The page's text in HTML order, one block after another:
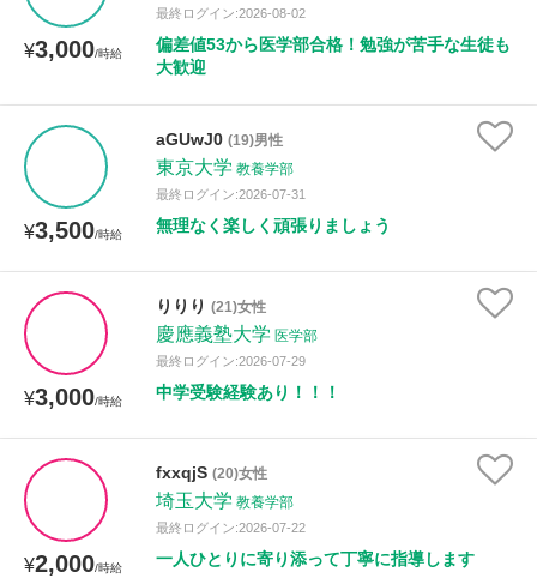
¥3,000/時給
最終ログイン:2026-08-02
偏差値53から医学部合格！勉強が苦手な生徒も
大歓迎
¥3,500/時給
aGUwJ0 (19)男性
東京大学 教養学部
最終ログイン:2026-07-31
無理なく楽しく頑張りましょう
¥3,000/時給
りりり (21)女性
慶應義塾大学 医学部
最終ログイン:2026-07-29
中学受験経験あり！！！
¥2,000/時給
fxxqjS (20)女性
埼玉大学 教養学部
最終ログイン:2026-07-22
一人ひとりに寄り添って丁寧に指導します